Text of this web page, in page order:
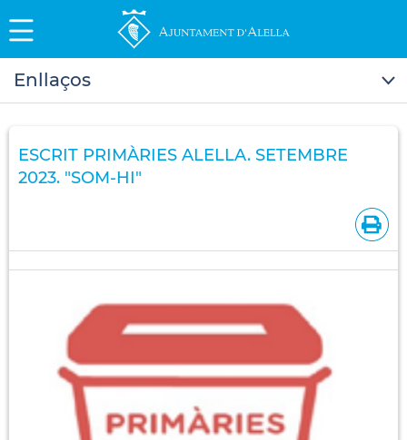
Enllaços
ESCRIT PRIMÀRIES ALELLA. SETEMBRE
2023. "SOM-HI"